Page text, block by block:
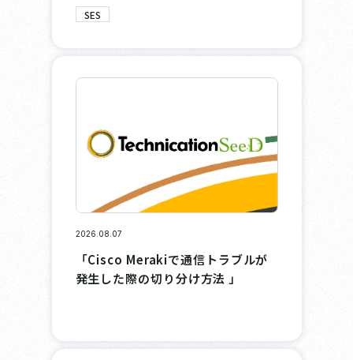
SES
2026.08.07
「Cisco Merakiで通信トラブルが
発生した際の切り分け方法 」